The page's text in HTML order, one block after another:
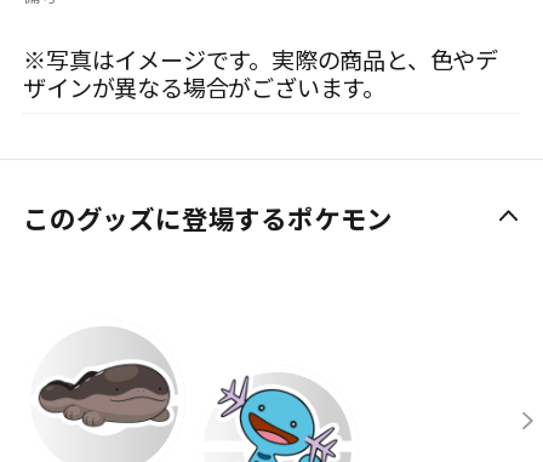
※写真はイメージです。実際の商品と、色やデ
ザインが異なる場合がございます。
このグッズに登場するポケモン